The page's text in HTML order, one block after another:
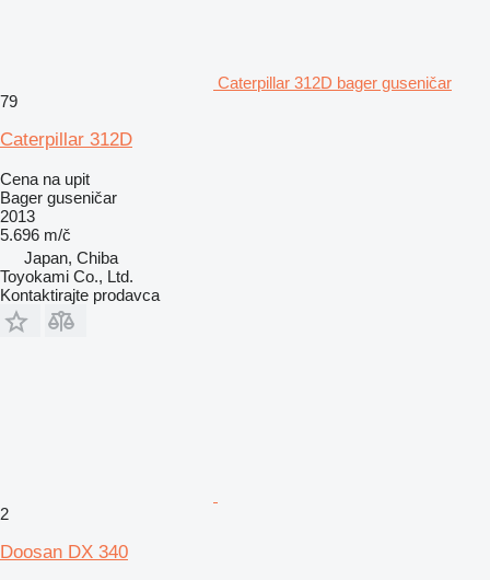
Caterpillar 312D bager guseničar
79
Caterpillar 312D
Cena na upit
Bager guseničar
2013
5.696 m/č
Japan, Chiba
Toyokami Co., Ltd.
Kontaktirajte prodavca
2
Doosan DX 340